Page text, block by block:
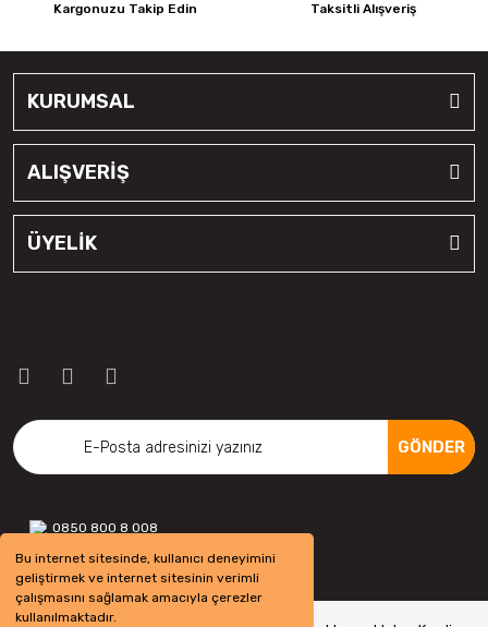
Bu internet sitesinde, kullanıcı deneyimini
geliştirmek ve internet sitesinin verimli
çalışmasını sağlamak amacıyla çerezler
kullanılmaktadır.
Kargonuzu Takip Edin Taksitli Alışveriş
KURUMSAL
ALIŞVERİŞ
ÜYELİK
GÖNDER
0850 800 8 008